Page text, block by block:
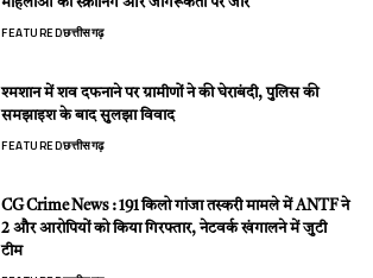
महिलाओं की स्क्रीनिंग और जागरूकता पर जोर
FEATUREDछत्तीसगढ़
श्मशान में शव दफनाने पर ग्रामीणों ने की घेराबंदी, पुलिस की
समझाइश के बाद सुलझा विवाद
FEATUREDछत्तीसगढ़
CG Crime News : 191 किलो गांजा तस्करी मामले में ANTF ने
2 और आरोपियों को किया गिरफ्तार, नेटवर्क खंगालने में जुटी
टीम